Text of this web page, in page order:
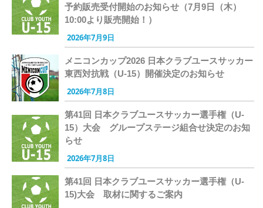
予約販売受付開始のお知らせ（7月9日（木）
10:00より販売開始！）
2026年7月9日
メニコンカップ2026 日本クラブユースサッカー
東西対抗戦（U-15）開催決定のお知らせ
2026年7月8日
第41回 日本クラブユースサッカー選手権（U-
15）大会 グループステージ組合せ決定のお知
らせ
2026年7月8日
第41回 日本クラブユースサッカー選手権（U-
15)大会 取材に関するご案内